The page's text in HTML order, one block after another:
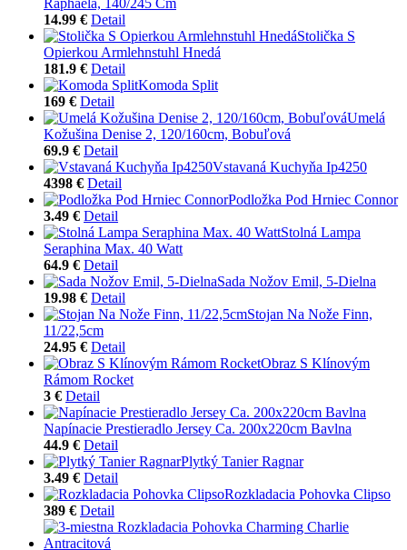
14.99 € Detail
Stolička S
Opierkou Armlehnstuhl Hnedá
181.9 € Detail
Komoda Split
169 € Detail
Umelá
Kožušina Denise 2, 120/160cm, Bobuľová
69.9 € Detail
Vstavaná Kuchyňa Ip4250
4398 € Detail
Podložka Pod Hrniec Connor
3.49 € Detail
Stolná Lampa
Seraphina Max. 40 Watt
64.9 € Detail
Sada Nožov Emil, 5-Dielna
19.98 € Detail
Stojan Na Nože Finn,
11/22,5cm
24.95 € Detail
Obraz S Klínovým
Rámom Rocket
3 € Detail
Napínacie Prestieradlo Jersey Ca. 200x220cm Bavlna
44.9 € Detail
Plytký Tanier Ragnar
3.49 € Detail
Rozkladacia Pohovka Clipso
389 € Detail